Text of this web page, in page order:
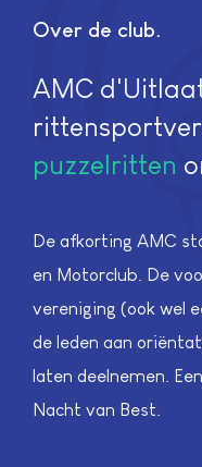
Over de club
AMC
puzzelritten
De afkorting AMC
en Motorclub. De
vereniging (ook wel
de leden aan
laten deelnemen.
Nacht van Best.